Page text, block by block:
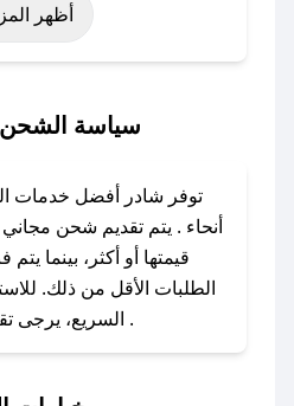
اليوم الوطني، يوم
باستخدام تطبيق صحصح،
تواصل معنا عبر تويتر أو
أظهر
سياسة الشحن
توفر شادر أفضل خدمات
أنحاء . يتم تقديم شحن مجاني
قيمتها أو أكثر، بينما
الطلبات الأقل من ذلك.
السريع، يرجى تقديم طلبك قبل الساعة .